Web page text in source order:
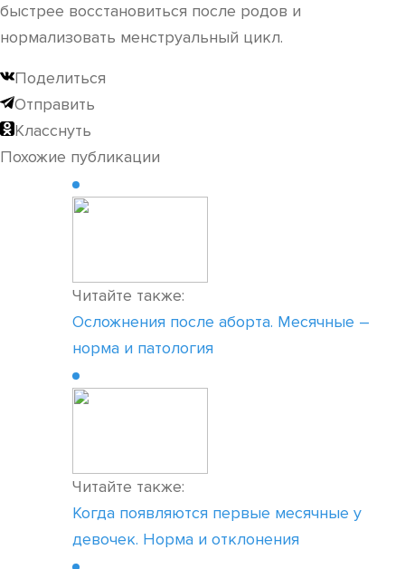
быстрее восстановиться после родов и
нормализовать менструальный цикл.
Поделиться
Отправить
Класснуть
Похожие публикации
Читайте также:
Осложнения после аборта. Месячные –
норма и патология
Читайте также:
Когда появляются первые месячные у
девочек. Норма и отклонения